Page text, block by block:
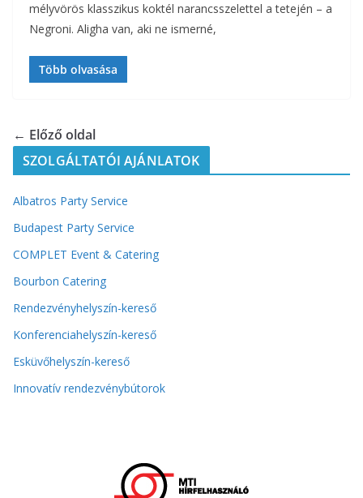
mélyvörös klasszikus koktél narancsszelettel a tetején – a
Negroni. Aligha van, aki ne ismerné,
Több olvasása
← Előző oldal
SZOLGÁLTATÓI AJÁNLATOK
Albatros Party Service
Budapest Party Service
COMPLET Event & Catering
Bourbon Catering
Rendezvényhelyszín-kereső
Konferenciahelyszín-kereső
Esküvőhelyszín-kereső
Innovatív rendezvénybútorok